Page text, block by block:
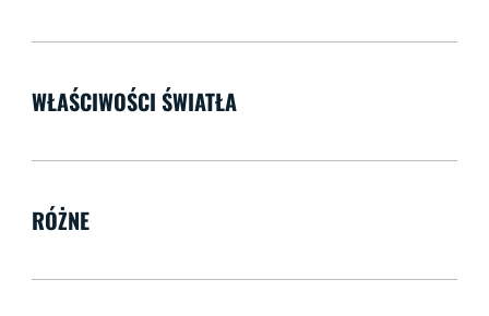
WŁAŚCIWOŚCI ŚWIATŁA
RÓŻNE